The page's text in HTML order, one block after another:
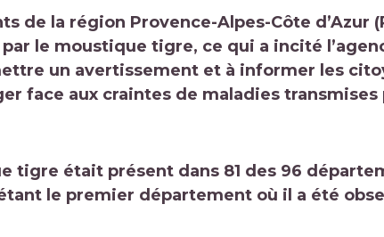
de la région Provence-Alpes-Côte d’Azur
le moustique tigre, ce qui a incité
un avertissement et à informer les
face aux craintes de maladies transmises
tigre était présent dans 81 des 96
le premier département où il a été